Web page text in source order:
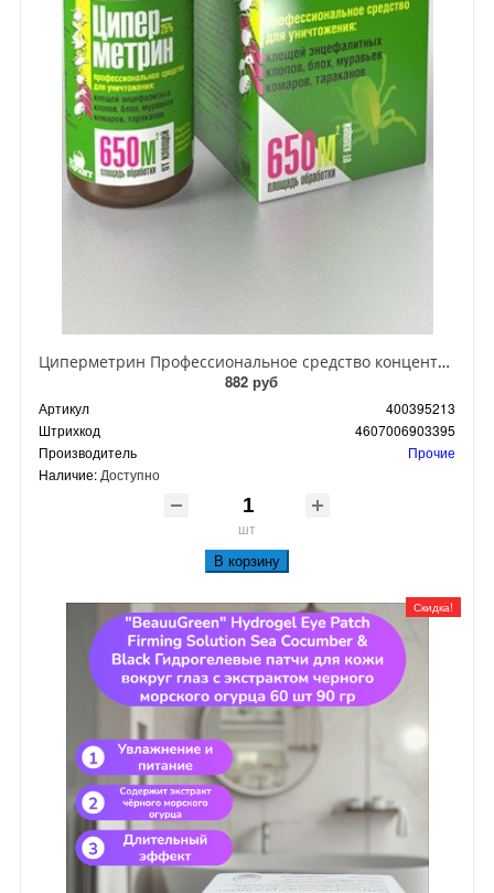
Циперметрин Профессиональное средство концентрат эмульсии 25% для уничтожения тараканов, мух,комаров, блох, клопов, муравьев, ос 50 мл
882 руб
Артикул
400395213
Штрихкод
4607006903395
Производитель
Прочие
Наличие:Доступно
шт
В корзину
Скидка!